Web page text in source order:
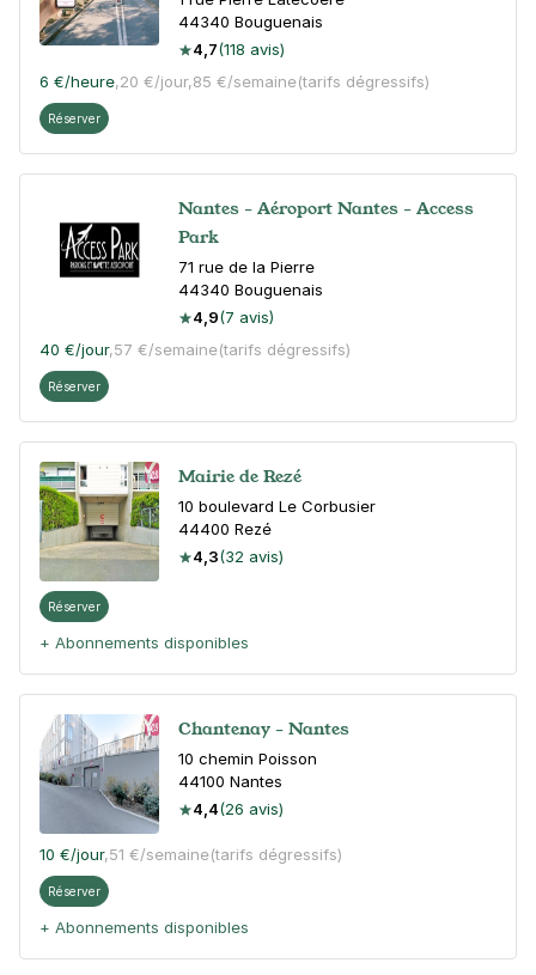
44340 Bouguenais
4,7(118 avis)
6 €/heure,20 €/jour,85 €/semaine(tarifs dégressifs)
Réserver
Nantes - Aéroport Nantes - Access
Park
71 rue de la Pierre
44340 Bouguenais
4,9(7 avis)
40 €/jour,57 €/semaine(tarifs dégressifs)
Réserver
Mairie de Rezé
10 boulevard Le Corbusier
44400 Rezé
4,3(32 avis)
Réserver
+ Abonnements disponibles
Chantenay - Nantes
10 chemin Poisson
44100 Nantes
4,4(26 avis)
10 €/jour,51 €/semaine(tarifs dégressifs)
Réserver
+ Abonnements disponibles